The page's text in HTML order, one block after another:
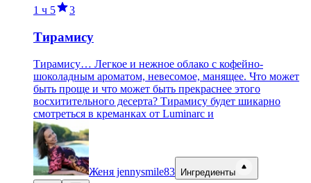
1 ч 5 3
Тирамису
Тирамису… Легкое и нежное облако с кофейно-
шоколадным ароматом, невесомое, манящее. Что может
быть проще и что может быть прекраснее этого
восхитительного десерта? Тирамису будет шикарно
смотреться в креманках от Luminarc и
Женя jennysmile83 Ингредиенты